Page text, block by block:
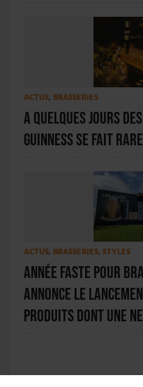
ACTUS, BRASSERIES
A quelques jours
Guinness se fait
ACTUS, BRASSERIES, STYLES
Année faste pour
annonce le
produits dont une